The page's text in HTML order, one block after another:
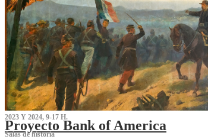
2023 Y 2024, 9-17 H.
Proyecto Bank of America
S‌alas de historia